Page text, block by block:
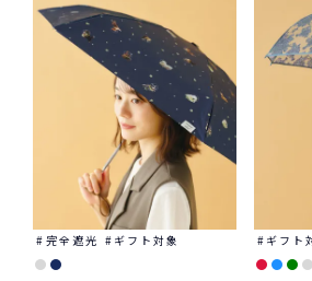
完全遮光 ギフト対象 ギフト